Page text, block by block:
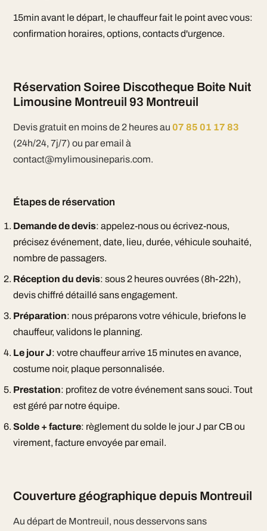
15min avant le départ, le chauffeur fait le point avec vous:
confirmation horaires, options, contacts d'urgence.
Réservation Soiree Discotheque Boite Nuit
Limousine Montreuil 93 Montreuil
Devis gratuit en moins de 2 heures au 07 85 01 17 83
(24h/24, 7j/7) ou par email à
contact@mylimousineparis.com.
Étapes de réservation
Demande de devis: appelez-nous ou écrivez-nous,
précisez événement, date, lieu, durée, véhicule souhaité,
nombre de passagers.
Réception du devis: sous 2 heures ouvrées (8h-22h),
devis chiffré détaillé sans engagement.
Préparation: nous préparons votre véhicule, briefons le
chauffeur, validons le planning.
Le jour J: votre chauffeur arrive 15 minutes en avance,
costume noir, plaque personnalisée.
Prestation: profitez de votre événement sans souci. Tout
est géré par notre équipe.
Solde + facture: règlement du solde le jour J par CB ou
virement, facture envoyée par email.
Couverture géographique depuis Montreuil
Au départ de Montreuil, nous desservons sans